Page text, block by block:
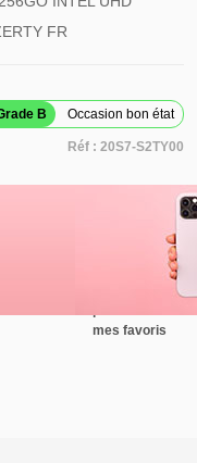
FR
B Occasion bon état
Réf : 20S7-S2TY00
mes favoris